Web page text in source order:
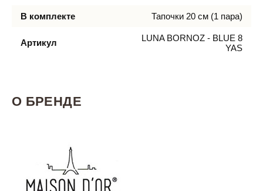
В комплекте Тапочки 20 см (1 пара)
Артикул
LUNA BORNOZ - BLUE 8
YAS
О БРЕНДЕ